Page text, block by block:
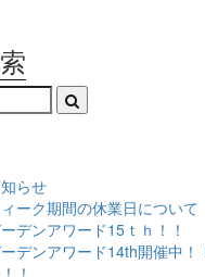
らせ
ーク期間の休業日について
デンアワード15ｔｈ！！
デンアワード14th開催中！